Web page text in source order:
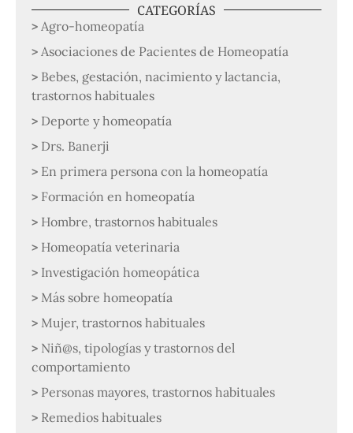
CATEGORÍAS
Agro-homeopatía
Asociaciones de Pacientes de Homeopatía
Bebes, gestación, nacimiento y lactancia,
trastornos habituales
Deporte y homeopatía
Drs. Banerji
En primera persona con la homeopatía
Formación en homeopatía
Hombre, trastornos habituales
Homeopatía veterinaria
Investigación homeopática
Más sobre homeopatía
Mujer, trastornos habituales
Niñ@s, tipologías y trastornos del
comportamiento
Personas mayores, trastornos habituales
Remedios habituales